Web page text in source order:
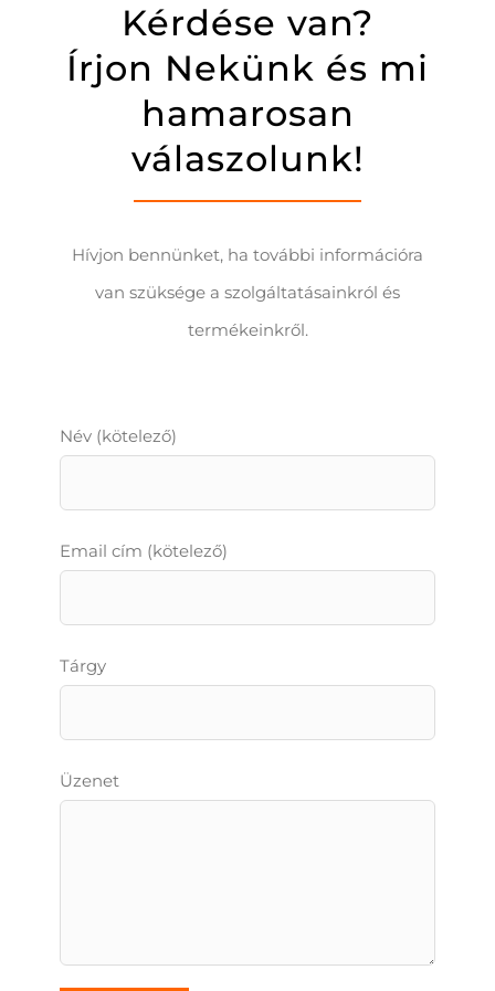
Kérdése van?
Írjon Nekünk és mi
hamarosan
válaszolunk!
Hívjon bennünket, ha további információra
van szüksége a szolgáltatásainkról és
termékeinkről.
Név (kötelező)
Email cím (kötelező)
Tárgy
Üzenet